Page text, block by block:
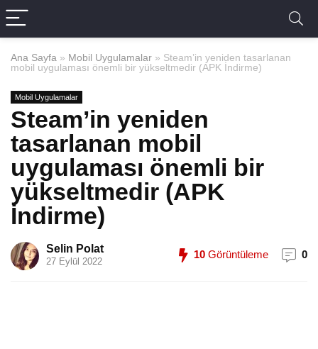
Ana Sayfa » Mobil Uygulamalar » Steam’in yeniden tasarlanan
mobil uygulaması önemli bir yükseltmedir (APK İndirme)
Mobil Uygulamalar
Steam’in yeniden
tasarlanan mobil
uygulaması önemli bir
yükseltmedir (APK
İndirme)
Selin Polat
27 Eylül 2022
10 Görüntüleme 0